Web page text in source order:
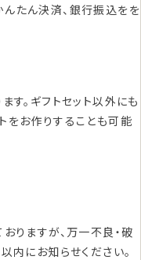
んたん決済、銀行振込をを
す。ギフトセット以外にも
をお作りすることも可能
りますが、万一不良・破
内にお知らせください。